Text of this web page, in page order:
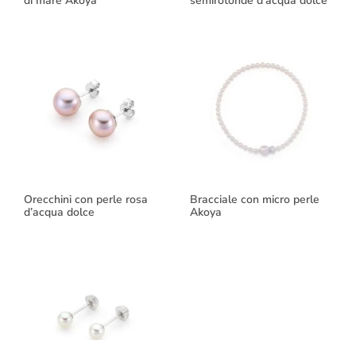
Orecchini con perle rosa
d’acqua dolce
Bracciale con micro perle
Akoya